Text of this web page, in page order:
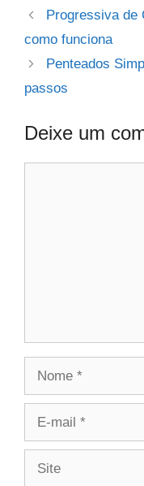
Progressiva de
como funciona
Penteados
passos
Deixe um